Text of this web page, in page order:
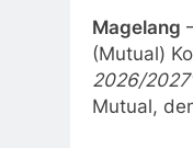
Magelang
(Mutual)
2026/
Mutual,